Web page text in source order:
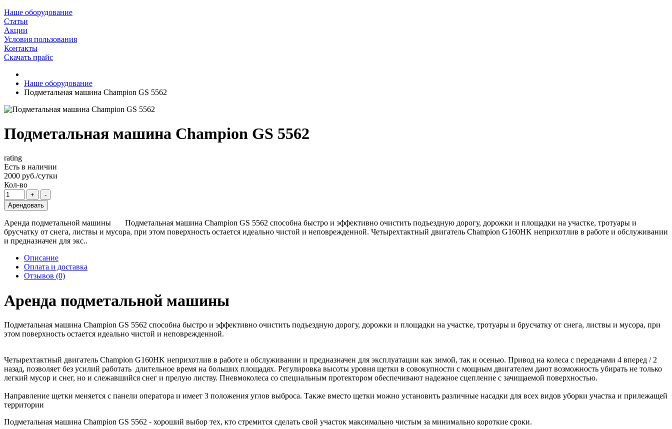
Наше оборудование
Статьи
Акции
Условия пользования
Контакты
Скачать прайс
Наше оборудование
Подметальная машина Champion GS 5562
Подметальная машина Champion GS 5562
rating
Есть в наличии
2000 руб./сутки
Кол-во
Арендовать
Аренда подметальной машины Подметальная машина Champion GS 5562 способна быстро и эффективно очистить подъездную дорогу, дорожки и площадки на участке, тротуары и
брусчатку от снега, листвы и мусора, при этом поверхность остается идеально чистой и неповрежденной. Четырехтактный двигатель Champion G160HK неприхотлив в работе и обслуживании
и предназначен для экс..
Описание
Оплата и доставка
Отзывов (0)
Аренда подметальной машины
Подметальная машина Champion GS 5562 способна быстро и эффективно очистить подъездную дорогу, дорожки и площадки на участке, тротуары и брусчатку от снега, листвы и мусора, при
этом поверхность остается идеально чистой и неповрежденной.
Четырехтактный двигатель Champion G160HK неприхотлив в работе и обслуживании и предназначен для эксплуатации как зимой, так и осенью. Привод на колеса с передачами 4 вперед / 2
назад, позволяет без усилий работать длительное время на больших площадях. Регулировка высоты уровня щетки в совокупности с мощным двигателем дают возможность убирать не только
легкий мусор и снег, но и слежавшийся снег и прелую листву. Пневмоколеса со специальным протектором обеспечивают надежное сцепление с зачищаемой поверхностью.
Направление щетки меняется с панели оператора и имеет 3 положения углов выброса. Также вместо щетки можно установить различные насадки для всех видов уборки участка и прилежащей
территории
Подметальная машина Champion GS 5562 - хороший выбор тех, кто стремится сделать свой участок максимально чистым за минимально короткие сроки.